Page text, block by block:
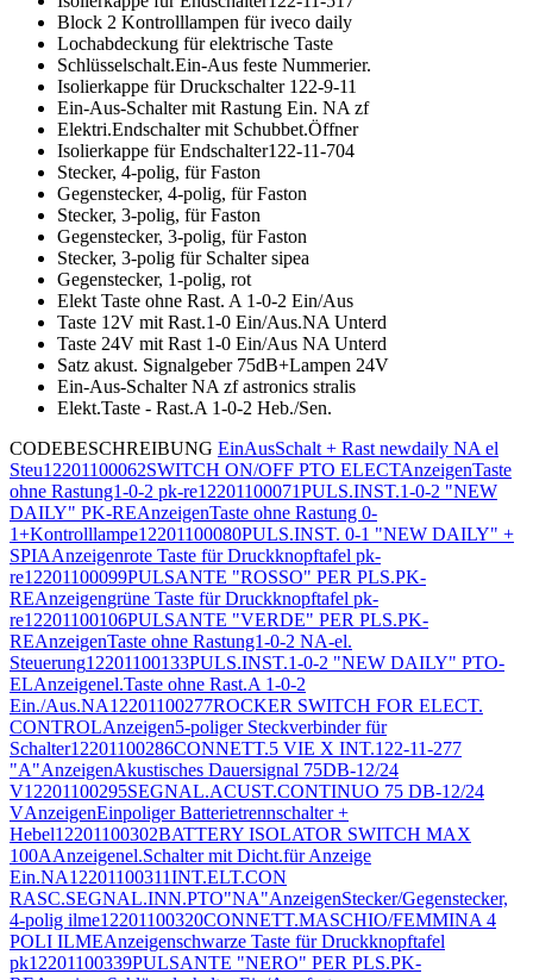
Block 2 Kontrolllampen für iveco daily
Lochabdeckung für elektrische Taste
Schlüsselschalt.Ein-Aus feste Nummerier.
Isolierkappe für Druckschalter 122-9-11
Ein-Aus-Schalter mit Rastung Ein. NA zf
Elektri.Endschalter mit Schubbet.Öffner
Isolierkappe für Endschalter122-11-704
Stecker, 4-polig, für Faston
Gegenstecker, 4-polig, für Faston
Stecker, 3-polig, für Faston
Gegenstecker, 3-polig, für Faston
Stecker, 3-polig für Schalter sipea
Gegenstecker, 1-polig, rot
Elekt Taste ohne Rast. A 1-0-2 Ein/Aus
Taste 12V mit Rast.1-0 Ein/Aus.NA Unterd
Taste 24V mit Rast 1-0 Ein/Aus NA Unterd
Satz akust. Signalgeber 75dB+Lampen 24V
Ein-Aus-Schalter NA zf astronics stralis
Elekt.Taste - Rast.A 1-0-2 Heb./Sen.
CODEBESCHREIBUNG EinAusSchalt + Rast newdaily NA el
Steu12201100062SWITCH ON/OFF PTO ELECTAnzeigenTaste
ohne Rastung1-0-2 pk-re12201100071PULS.INST.1-0-2 "NEW
DAILY" PK-REAnzeigenTaste ohne Rastung 0-
1+Kontrolllampe12201100080PULS.INST. 0-1 "NEW DAILY" +
SPIAAnzeigenrote Taste für Druckknopftafel pk-
re12201100099PULSANTE "ROSSO" PER PLS.PK-
REAnzeigengrüne Taste für Druckknopftafel pk-
re12201100106PULSANTE "VERDE" PER PLS.PK-
REAnzeigenTaste ohne Rastung1-0-2 NA-el.
Steuerung12201100133PULS.INST.1-0-2 "NEW DAILY" PTO-
ELAnzeigenel.Taste ohne Rast.A 1-0-2
Ein./Aus.NA12201100277ROCKER SWITCH FOR ELECT.
CONTROLAnzeigen5-poliger Steckverbinder für
Schalter12201100286CONNETT.5 VIE X INT.122-11-277
"A"AnzeigenAkustisches Dauersignal 75DB-12/24
V12201100295SEGNAL.ACUST.CONTINUO 75 DB-12/24
VAnzeigenEinpoliger Batterietrennschalter +
Hebel12201100302BATTERY ISOLATOR SWITCH MAX
100AAnzeigenel.Schalter mit Dicht.für Anzeige
Ein.NA12201100311INT.ELT.CON
RASC.SEGNAL.INN.PTO"NA"AnzeigenStecker/Gegenstecker,
4-polig ilme12201100320CONNETT.MASCHIO/FEMMINA 4
POLI ILMEAnzeigenschwarze Taste für Druckknopftafel
pk12201100339PULSANTE "NERO" PER PLS.PK-